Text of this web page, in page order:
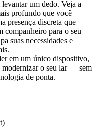
um dedo. Veja a
profundo que você
presença discreta que
companheiro para o seu
suas necessidades e
em um único dispositivo,
modernizar o seu lar — sem
de ponta.